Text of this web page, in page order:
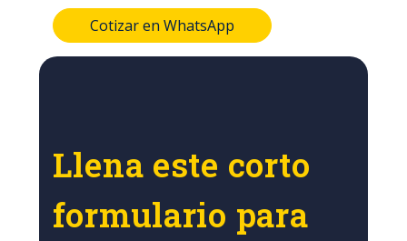
Cotizar en WhatsApp
Llena este corto
formulario para